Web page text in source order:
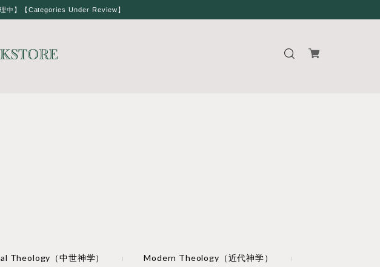
中】【Categories Under Review】
Theology（中世神学）
Modern Theology（近代神学）